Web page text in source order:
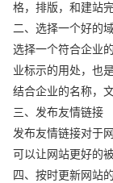
格，排版，和建站
二、选择一个好的
选择一个符合企业
业标示的用处，也
结合企业的名称，
三、发布友情链接
发布友情链接对于
可以让网站更好的
四、按时更新网站